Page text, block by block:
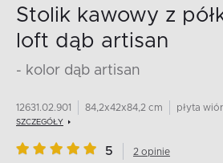
Stolik kawowy z
loft dąb artisan
- kolor dąb artisan
12631.02.901 84,2x42x84,2 cm płyta
SZCZEGÓŁY
5 2 opinie